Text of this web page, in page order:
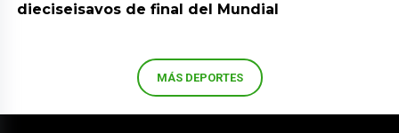
dieciseisavos de final del Mundial
MÁS DEPORTES